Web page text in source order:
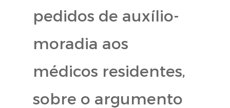
pedidos de auxílio-
moradia aos
médicos residentes,
sobre o argumento